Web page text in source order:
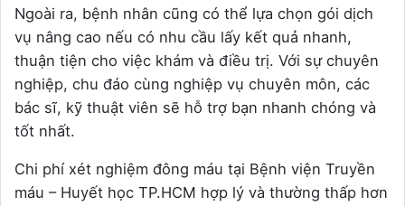
Ngoài ra, bệnh nhân cũng có thể lựa chọn gói dịch
vụ nâng cao nếu có nhu cầu lấy kết quả nhanh,
thuận tiện cho việc khám và điều trị. Với sự chuyên
nghiệp, chu đáo cùng nghiệp vụ chuyên môn, các
bác sĩ, kỹ thuật viên sẽ hỗ trợ bạn nhanh chóng và
tốt nhất.
Chi phí xét nghiệm đông máu tại Bệnh viện Truyền
máu – Huyết học TP.HCM hợp lý và thường thấp hơn